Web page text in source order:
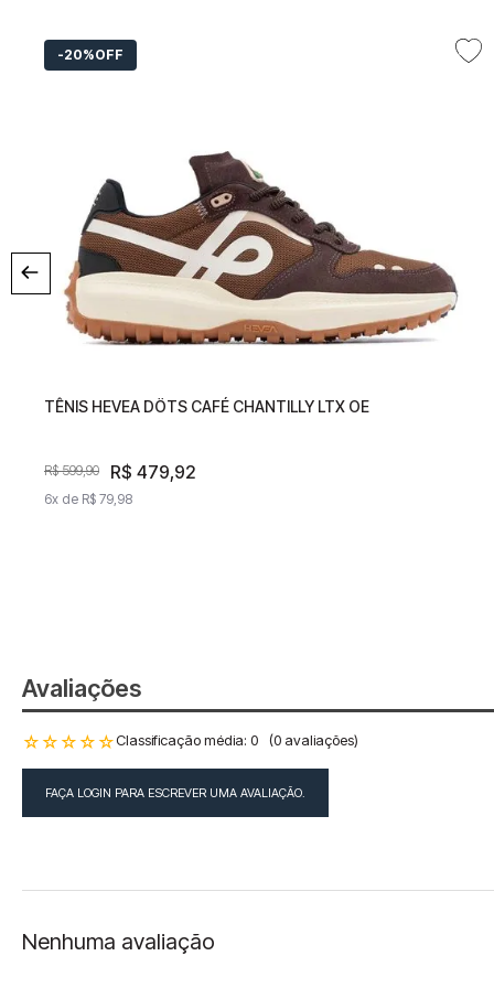
20%OFF
TÊNIS HEVEA DÖTS CAFÉ CHANTILLY LTX OE
R$ 599,90 R$ 479,92
6x de R$ 79,98
TÊNIS HEVEA DÖTS CAFÉ CHANTILLY LTX OE
R$ 599,90 R$ 479
6x de
Avaliações
☆ ☆ ☆ ☆ ☆Classificação média: 0 (0 avaliações)
FAÇA LOGIN PARA ESCREVER UMA AVALIAÇÃO.
Nenhuma avaliação